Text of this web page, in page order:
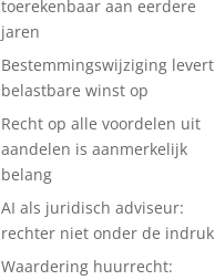
toerekenbaar aan eerdere
jaren
Bestemmingswijziging levert
belastbare winst op
Recht op alle voordelen uit
aandelen is aanmerkelijk
belang
AI als juridisch adviseur:
rechter niet onder de indruk
Waardering huurrecht: